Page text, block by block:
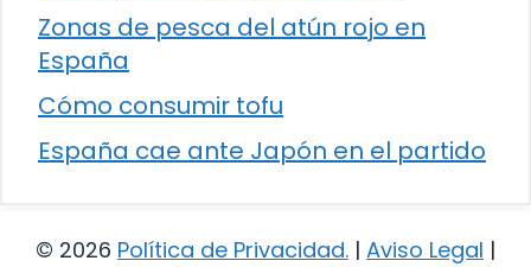
Zonas de pesca del atún rojo en
España
Cómo consumir tofu
España cae ante Japón en el partido
© 2026 Política de Privacidad. | Aviso Legal |